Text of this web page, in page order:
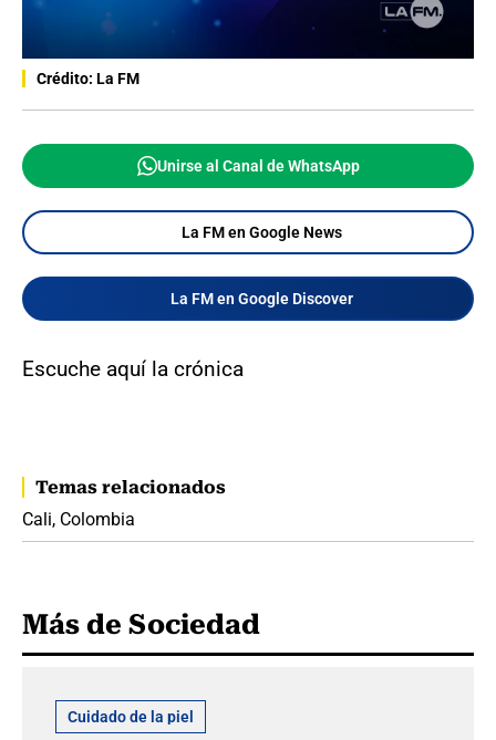
Crédito: La FM
Unirse al Canal de WhatsApp
La FM en Google News
La FM en Google Discover
Escuche aquí la crónica
Temas relacionados
Cali, Colombia
Más de Sociedad
Cuidado de la piel